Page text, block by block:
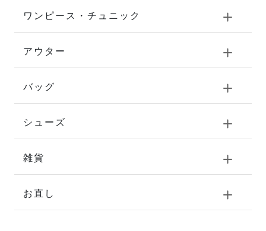
ワンピース・チュニック
アウター
バッグ
シューズ
雑貨
お直し